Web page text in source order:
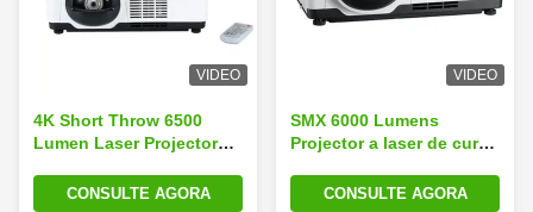
VIDEO
4K Short Throw 6500
Lumen Laser Projector
Empresariais
CONSULTE AGORA
VIDEO
SMX 6000 Lumens
Projector a laser de curta
Experience Projection
CONSULTE AGORA